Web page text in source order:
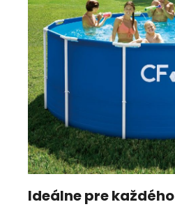
Ideálne pre každého